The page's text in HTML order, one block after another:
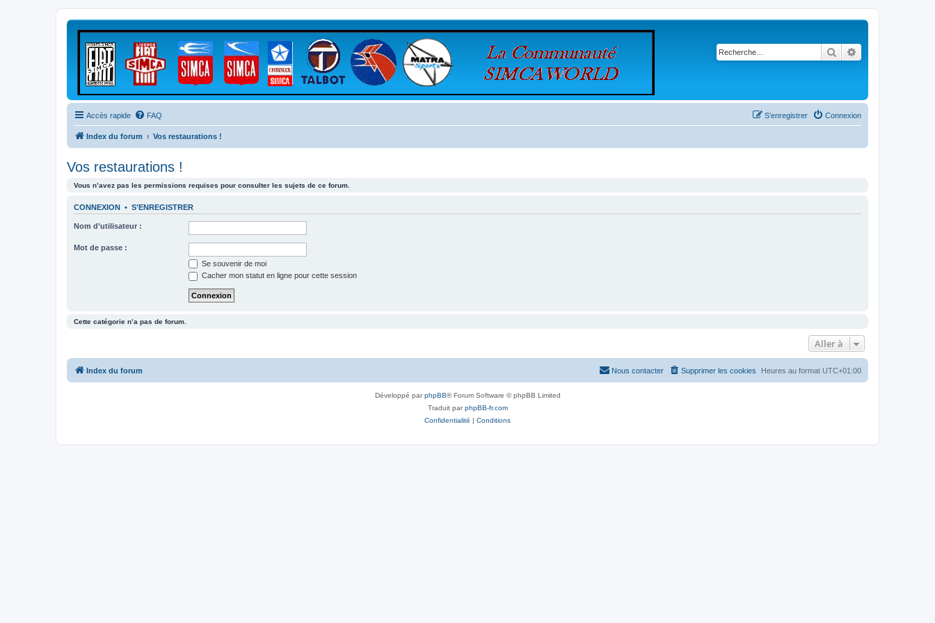
Rechercher
Accès rapide FAQ Connexion
S’enregistrer
Index du forum Vos restaurations !
Vos restaurations !
Vous n’avez pas les permissions requises pour consulter les sujets de ce forum.
CONNEXION • S’ENREGISTRER
Nom d’utilisateur :
Mot de passe :
Se souvenir de moi
Cacher mon statut en ligne pour cette session
Cette catégorie n’a pas de forum.
Aller à
Index du forum Heures au format UTC+01:00
Supprimer les cookies
Nous contacter
Développé parphpBB® Forum Software © phpBB Limited
Traduit parphpBB-fr.com
Confidentialité | Conditions